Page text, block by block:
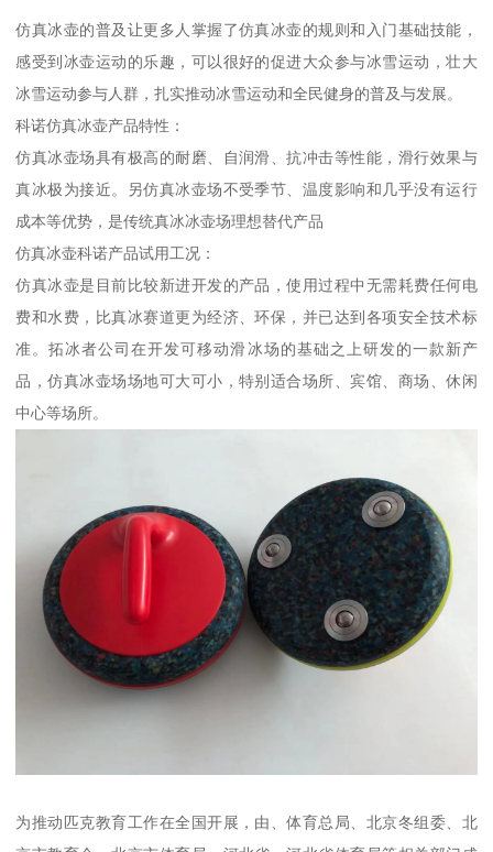
仿真冰壶的普及让更多人掌握了仿真冰壶的规则和入门基础技能，
感受到冰壶运动的乐趣，可以很好的促进大众参与冰雪运动，壮大
冰雪运动参与人群，扎实推动冰雪运动和全民健身的普及与发展。
科诺仿真冰壶产品特性：
仿真冰壶场具有极高的耐磨、自润滑、抗冲击等性能，滑行效果与
真冰极为接近。另仿真冰壶场不受季节、温度影响和几乎没有运行
成本等优势，是传统真冰冰壶场理想替代产品
仿真冰壶科诺产品试用工况：
仿真冰壶是目前比较新进开发的产品，使用过程中无需耗费任何电
费和水费，比真冰赛道更为经济、环保，并已达到各项安全技术标
准。拓冰者公司在开发可移动滑冰场的基础之上研发的一款新产
品，仿真冰壶场场地可大可小，特别适合场所、宾馆、商场、休闲
中心等场所。
为推动匹克教育工作在全国开展，由、体育总局、北京冬组委、北